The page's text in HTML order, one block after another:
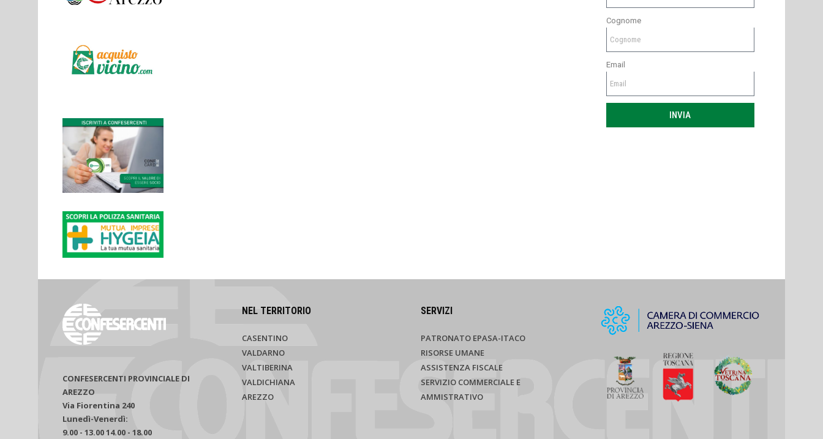
Cognome
Email
INVIA
CONFESERCENTI PROVINCIALE DI
AREZZO
Via Fiorentina 240
Lunedì-Venerdì:
9.00 - 13.00 14.00 - 18.00
NEL TERRITORIO
CASENTINO
VALDARNO
VALTIBERINA
VALDICHIANA
AREZZO
SERVIZI
PATRONATO EPASA-ITACO
RISORSE UMANE
ASSISTENZA FISCALE
SERVIZIO COMMERCIALE E
AMMISTRATIVO